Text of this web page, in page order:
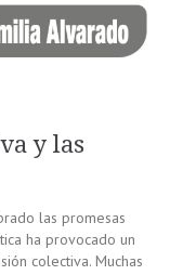
y las
las promesas
ha provocado un
colectiva. Muchas